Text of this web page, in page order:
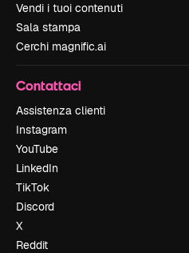
Vendi i tuoi contenuti
Sala stampa
Cerchi magnific.ai
Contattaci
Assistenza clienti
Instagram
YouTube
LinkedIn
TikTok
Discord
X
Reddit